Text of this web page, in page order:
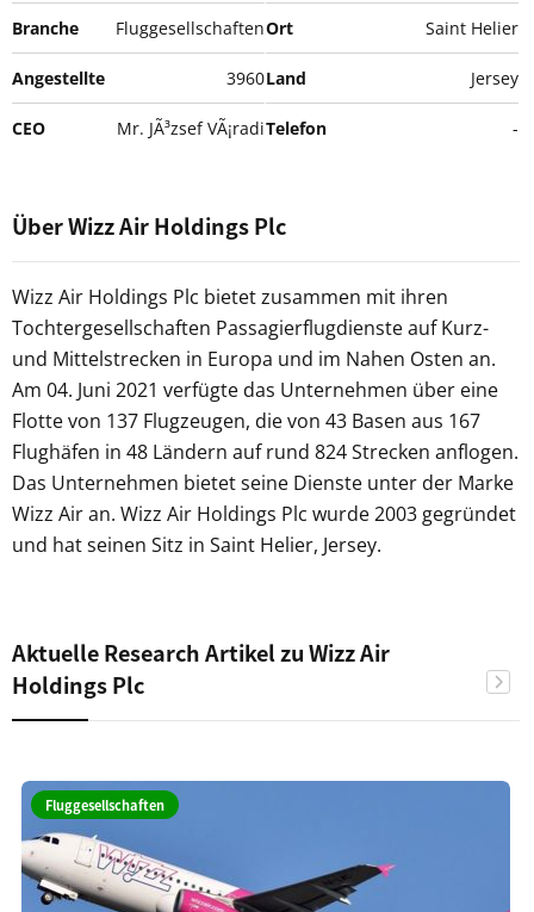
Branche Fluggesellschaften
Angestellte 3960
CEO Mr. JÃ³zsef VÃ¡radi
Ort Saint Helier
Land Jersey
Telefon -
Über Wizz Air Holdings Plc
Wizz Air Holdings Plc bietet zusammen mit ihren
Tochtergesellschaften Passagierflugdienste auf Kurz-
und Mittelstrecken in Europa und im Nahen Osten an.
Am 04. Juni 2021 verfügte das Unternehmen über eine
Flotte von 137 Flugzeugen, die von 43 Basen aus 167
Flughäfen in 48 Ländern auf rund 824 Strecken anflogen.
Das Unternehmen bietet seine Dienste unter der Marke
Wizz Air an. Wizz Air Holdings Plc wurde 2003 gegründet
und hat seinen Sitz in Saint Helier, Jersey.
Aktuelle Research Artikel zu Wizz Air
Holdings Plc
Fluggesellschaften